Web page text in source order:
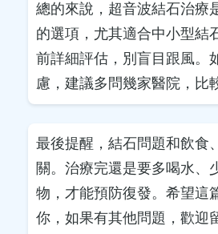
總的來說，超音波結石治療
的選項，尤其適合中小型結
前詳細評估，別盲目跟風。
慮，建議多問幾家醫院，比
最後提醒，結石問題和飲食
關。治療完還是要多喝水、
物，才能預防復發。希望這
你，如果有其他問題，歡迎